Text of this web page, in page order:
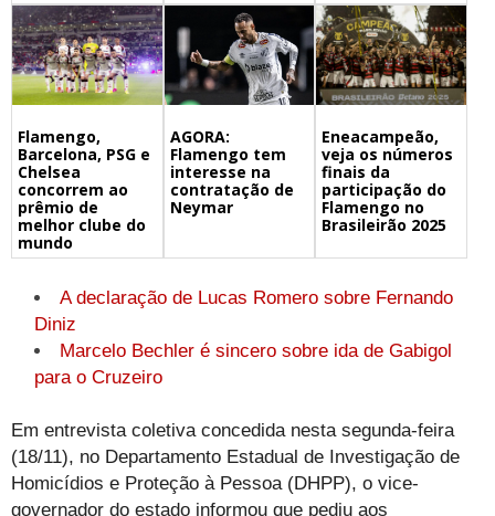
Flamengo,
Barcelona, PSG e
Chelsea
concorrem ao
prêmio de
melhor clube do
mundo
AGORA:
Flamengo tem
interesse na
contratação de
Neymar
Eneacampeão,
veja os números
finais da
participação do
Flamengo no
Brasileirão 2025
A declaração de Lucas Romero sobre Fernando
Diniz
Marcelo Bechler é sincero sobre ida de Gabigol
para o Cruzeiro
Em entrevista coletiva concedida nesta segunda-feira
(18/11), no Departamento Estadual de Investigação de
Homicídios e Proteção à Pessoa (DHPP), o vice-
governador do estado informou que pediu aos